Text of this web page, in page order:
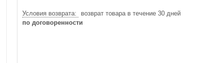
возврат товара в течение 30 дней
по договоренности